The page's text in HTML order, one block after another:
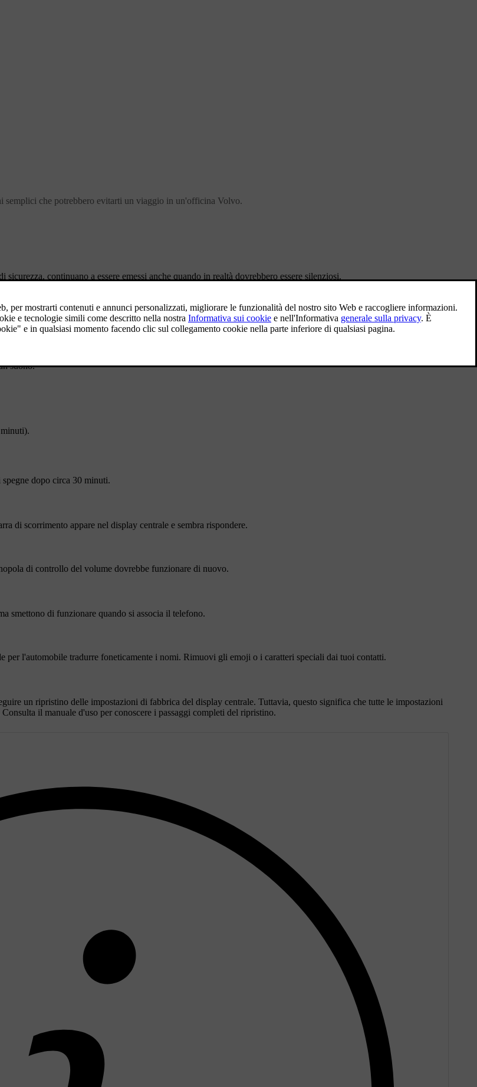
semplici che potrebbero evitarti un viaggio in un'officina Volvo.
continuano a essere emessi anche quando in realtà dovrebbero essere silenziosi.
degli indicatori di direzione e dei sensori di parcheggio.
suono.
dopo circa 30 minuti.
di scorrimento appare nel display centrale e sembra rispondere.
di controllo del volume dovrebbe funzionare di nuovo.
smettono di funzionare quando si associa il telefono.
l'automobile tradurre foneticamente i nomi. Rimuovi gli emoji o i caratteri speciali dai tuoi contatti.
un ripristino delle impostazioni di fabbrica del display centrale. Tuttavia, questo significa che tutte le impostazioni
il manuale d'uso per conoscere i passaggi completi del ripristino.